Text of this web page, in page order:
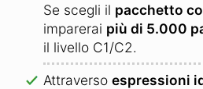
Se scegli il pacchetto
imparerai più di 5.000
il livello C1/C2.
Attraverso espressioni